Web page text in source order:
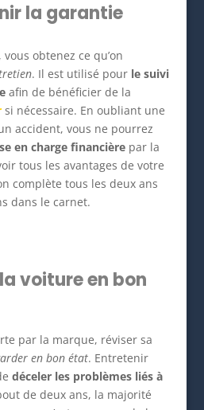
la garantie
obtenez ce qu’on
. Il est utilisé pour le suivi
afin de bénéficier de la
si nécessaire. En oubliant une
accident, vous ne pourrez
en charge financièrepar la
tous les avantages de votre
complète tous les deux ans
dans le carnet.
voiture en bon
par la marque, réviser sa
en bon état. Entretenir
déceler les problèmes liés à
de deux ans, la majorité